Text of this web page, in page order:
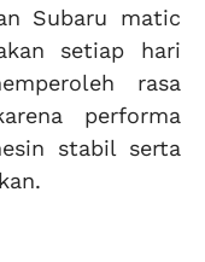
Subaru matic
setiap hari
rasa
performa
stabil serta